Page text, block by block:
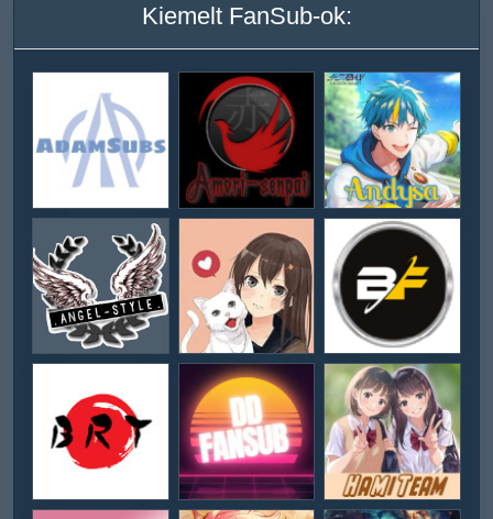
Kiemelt FanSub-ok: